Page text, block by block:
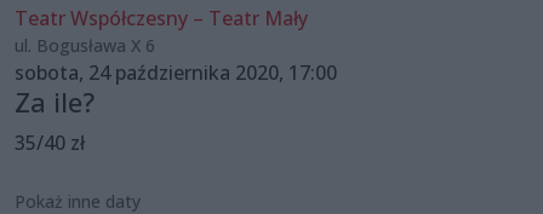
Teatr Współczesny – Teatr Mały
ul. Bogusława X 6
sobota, 24 października 2020, 17:00
Za ile?
35/40 zł
Pokaż inne daty